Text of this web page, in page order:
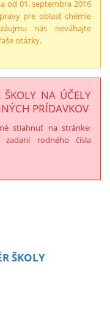
od 01. septembra 2016
pre oblasť chémie
nás neváhajte
otázky.
ŠKOLY NA ÚČELY
PRÍDAVKOV
stiahnuť na stránke:
zadaní rodného čísla
ŠKOLY